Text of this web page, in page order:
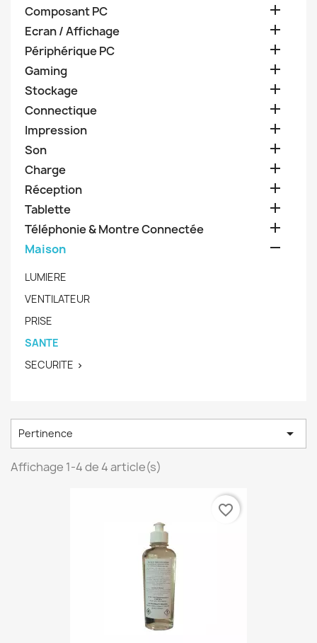
Composant PC 
Ecran / Affichage 
Périphérique PC 
Gaming 
Stockage 
Connectique 
Impression 
Son 
Charge 
Réception 
Tablette 
Téléphonie & Montre Connectée 
Maison 
LUMIERE
VENTILATEUR
PRISE
SANTE
SECURITE 
Pertinence 
Affichage 1-4 de 4 article(s)
favorite_border